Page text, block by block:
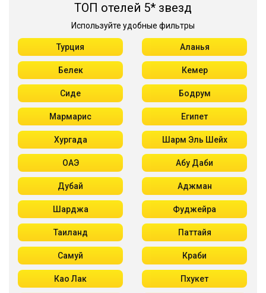
ТОП отелей 5* звезд
Используйте удобные фильтры
Турция Аланья
Белек Кемер
Сиде Бодрум
Мармарис Египет
Хургада Шарм Эль Шейх
ОАЭ Абу Даби
Дубай Аджман
Шарджа Фуджейра
Таиланд Паттайя
Самуй Краби
Као Лак Пхукет